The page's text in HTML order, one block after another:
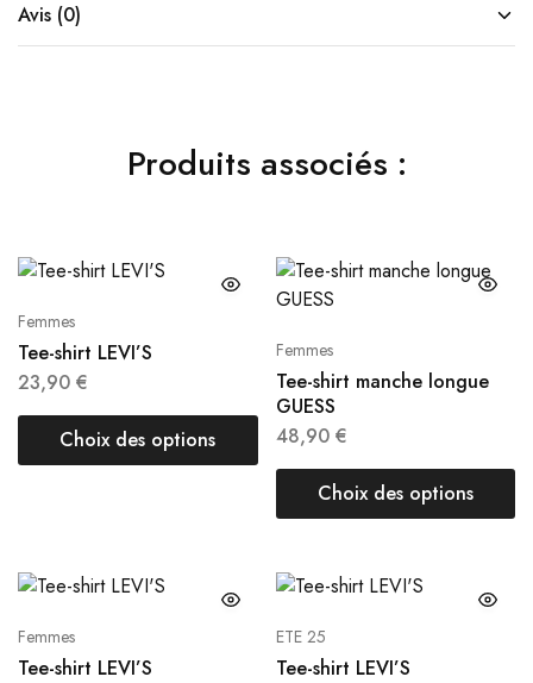
Avis (0)
Produits associés :
Femmes
Tee-shirt LEVI’S
23,90 €
Choix des options
Femmes
Tee-shirt manche longue
GUESS
48,90 €
Choix des options
Femmes
Tee-shirt LEVI’S
ETE 25
Tee-shirt LEVI’S